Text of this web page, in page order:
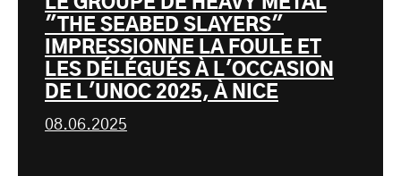
"THE SEABED SLAYERS"
IMPRESSIONNE LA FOULE ET
LES DÉLÉGUÉS À L'OCCASION
DE L'UNOC 2025, À NICE
08.06.2025